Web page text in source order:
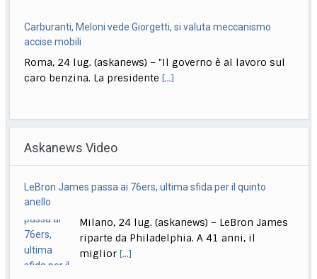
Una stella sulla Walk of fame di Hollywood per Roberto Bolle
Milano, 24 lug. (askanews) – Una stella sulla Walk of
fame di Hollywood per Roberto[...]
essere stati messi in vendita, finiscono anche tutti
L. elettorale, Schlein: continueremo a fare muro
Udine, 24 lug. (askanews) – "Noi abbiamo messo in
campo un’alleanza progressista molto competitiva
che[...]
di cultura pop
è in pieno svolgimento il Comic-Con,[...]